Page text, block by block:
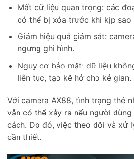
Mất dữ liệu quan trọng: các
có thể bị xóa trước khi kịp sao
Giảm hiệu quả giám sát:
ngưng ghi hình.
Nguy cơ bảo mật: dữ liệu
liên tục, tạo kẽ hở cho kẻ gian.
Với camera AX88, tình trạng thẻ
vẫn có thể xảy ra nếu người
cách. Do đó, việc theo dõi và xử
cần thiết.